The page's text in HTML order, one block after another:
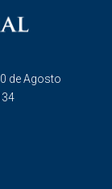
de Agosto